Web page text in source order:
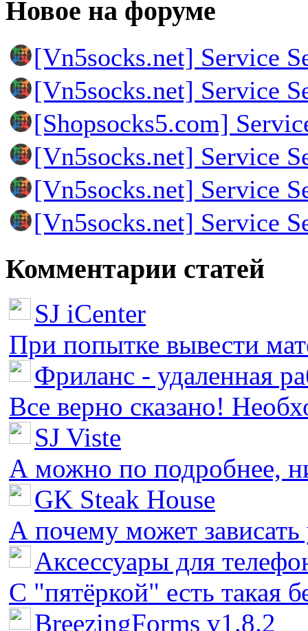
Новое на форуме
[Vn5socks.net] Service
[Vn5socks.net] Service
[Shopsocks5.com]
[Vn5socks.net] Service
[Vn5socks.net] Service
[Vn5socks.net] Service
Комментарии статей
SJ iCenter
При попытке вывести
Фриланс - удаленная
Все верно сказано!
SJ Viste
А можно по подробнее,
GK Steak House
А почему может зависать
Аксессуары для
С "пятёркой" есть такая
BreezingForms v1.8.2